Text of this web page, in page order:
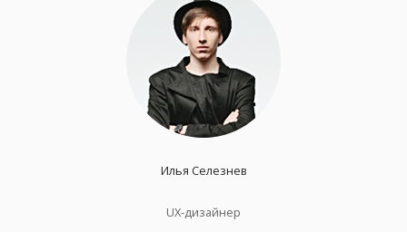
Илья Селезнев
UX-дизайнер